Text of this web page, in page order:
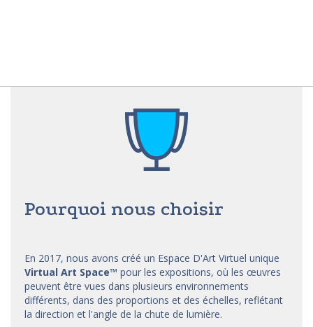
Pourquoi nous choisir
En 2017, nous avons créé un Espace D'Art Virtuel unique
Virtual Art Space™ pour les expositions, où les œuvres
peuvent être vues dans plusieurs environnements
différents, dans des proportions et des échelles, reflétant
la direction et l'angle de la chute de lumière.